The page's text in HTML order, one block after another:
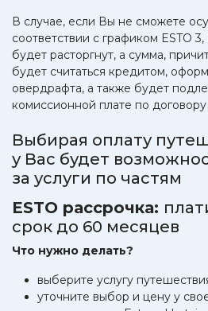
В случае, если Вы не сможете
соответствии с графиком ESTO
будет расторгнут, а сумма,
будет считаться кредитом,
овердрафта, а также будет
комиссионной плате по
Выбирая оплату
у Вас будет
за услуги по частям
ESTO рассрочка:
срок до 60 месяцев
Что нужно делать?
выберите услугу
уточните выбор и цену у